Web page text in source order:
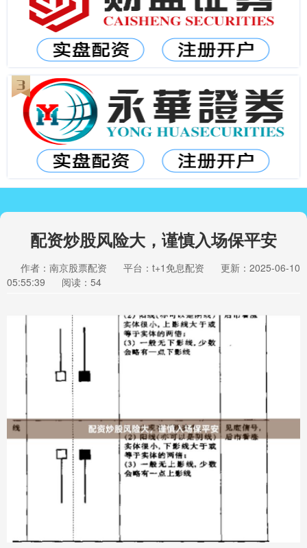
配资炒股风险大，谨慎入场保平安
作者：南京股票配资 平台：t+1免息配资
更新：2025-06-10
05:55:39
阅读：54